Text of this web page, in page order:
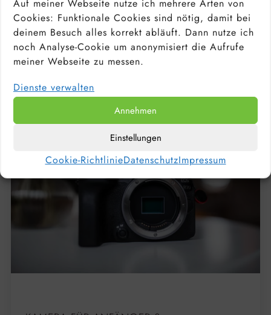
Auf meiner Webseite nutze ich mehrere Arten von
Cookies: Funktionale Cookies sind nötig, damit bei
deinem Besuch alles korrekt abläuft. Dann nutze ich
noch Analyse-Cookie um anonymisiert die Aufrufe
meiner Webseite zu messen.
Dienste verwalten
Annehmen
Einstellungen
Cookie-RichtlinieDatenschutzImpressum
PORTRAITOBJEKTIV: WELCHE OBJEKTIVE
EIGNEN SICH FÜR PORTRAITS? TOP 10 DER
BESTEN FESTBRENNWEITEN